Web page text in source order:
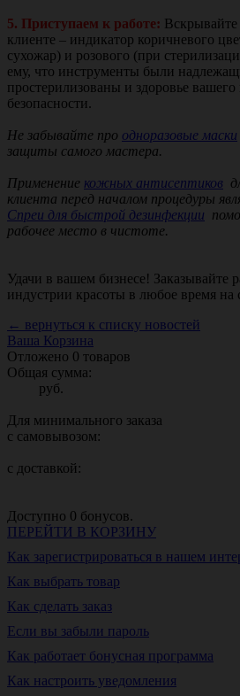
5. Приступаем к работе: Вскрывайте
клиенте – индикатор коричневого
сухожар) и розового (при
ему, что инструменты были
простерилизованы и здоровье
безопасности.
Не забывайте про одноразовые маски
защиты самого мастера.
Применение кожных антисептиков
клиента перед началом процедуры
Спреи для быстрой дезинфекции
рабочее место в чистоте.
Удачи в вашем бизнесе! Заказывайте
индустрии красоты в любое время на
← вернуться к списку новостей
Ваша Корзина
Отложено 0 товаров
Общая сумма:
руб.
Для минимального заказа
с самовывозом:
с доставкой:
Доступно 0 бонусов.
ПЕРЕЙТИ В КОРЗИНУ
Как зарегистрироваться в нашем
Как выбрать товар
Как сделать заказ
Если вы забыли пароль
Как работает бонусная программа
Как настроить уведомления